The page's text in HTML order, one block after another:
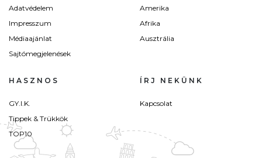
Adatvédelem
Impresszum
Médiaajánlat
Sajtómegjelenések
Amerika
Afrika
Ausztrália
HASZNOS
GY.I.K.
Tippek & Trükkök
TOP10
ÍRJ NEKÜNK
Kapcsolat